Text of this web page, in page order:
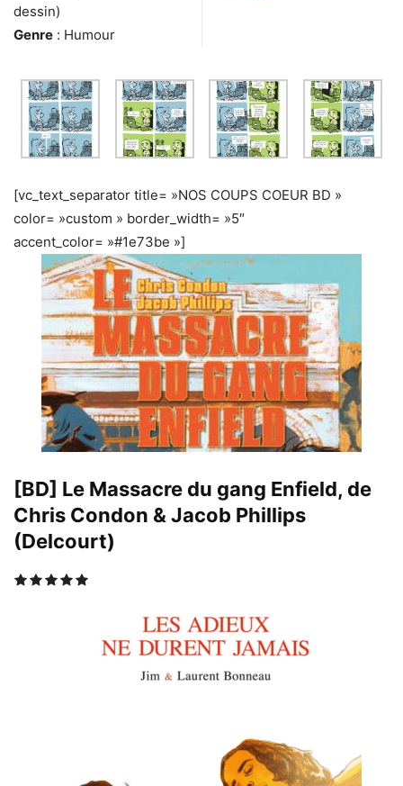
dessin)
Genre : Humour
[vc_text_separator title= »NOS COUPS COEUR BD »
color= »custom » border_width= »5″
accent_color= »#1e73be »]
[BD] Le Massacre du gang Enfield, de
Chris Condon & Jacob Phillips
(Delcourt)